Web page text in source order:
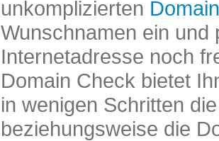
unkomplizierten
Wunschnamen ein und
Internetadresse noch
Domain Check bietet
in wenigen Schritten
beziehungsweise die